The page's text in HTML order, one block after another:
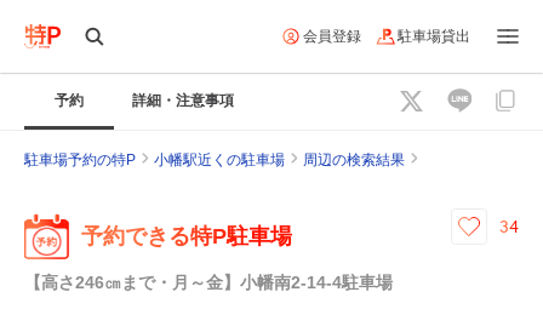
会員登録 駐車場貸出
予約 詳細・注意事項
駐車場予約の特P 小幡駅近くの駐車場 周辺の検索結果
予約できる特P駐車場
【高さ246㎝まで・月～金】小幡南2-14-4駐車場
34